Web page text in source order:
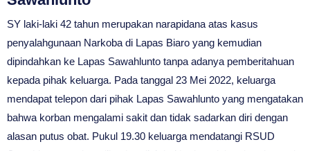
SY laki-laki 42 tahun merupakan narapidana atas kasus
penyalahgunaan Narkoba di Lapas Biaro yang kemudian
dipindahkan ke Lapas Sawahlunto tanpa adanya pemberitahuan
kepada pihak keluarga. Pada tanggal 23 Mei 2022, keluarga
mendapat telepon dari pihak Lapas Sawahlunto yang mengatakan
bahwa korban mengalami sakit dan tidak sadarkan diri dengan
alasan putus obat. Pukul 19.30 keluarga mendatangi RSUD